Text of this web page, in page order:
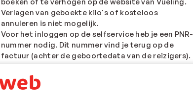
Verlagen van geboekte kilo's of kosteloos
annuleren is niet mogelijk.
Voor het inloggen op de selfservice heb je een PNR-
nummer nodig. Dit nummer vind je terug op de
factuur (achter de geboortedata van de reizigers).
Kinderen
(vanaf 2 jaar)